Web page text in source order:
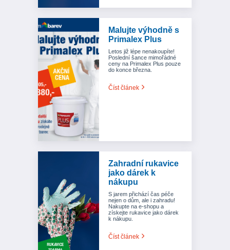
Malujte výhodně s
Primalex Plus
Letos již lépe nenakoupíte!
Poslední šance mimořádné
ceny na Primalex Plus pouze
do konce března.
Číst článek
Zahradní rukavice
jako dárek k
nákupu
S jarem přichází čas péče
nejen o dům, ale i zahradu!
Nakupte na e-shopu a
získejte rukavice jako dárek
k nákupu.
Číst článek